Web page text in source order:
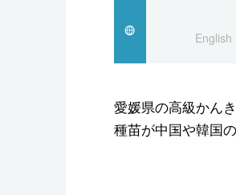
スポーツ・東京2020English
愛媛県の高級かん
種苗が中国や韓国